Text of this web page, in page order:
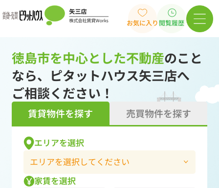
お気に入り 閲覧履歴
徳島市を中心とした不動産のこと
なら、ピタットハウス矢三店へ
ご相談ください！
賃貸物件を探す 売買物件を探す
エリアを選択
エリアを選択してください
家賃を選択